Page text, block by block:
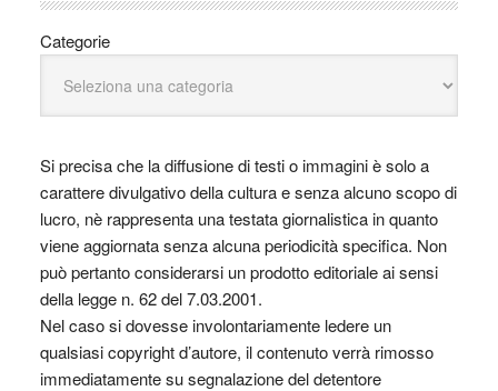
Categorie
Si precisa che la diffusione di testi o immagini è solo a
carattere divulgativo della cultura e senza alcuno scopo di
lucro, nè rappresenta una testata giornalistica in quanto
viene aggiornata senza alcuna periodicità specifica. Non
può pertanto considerarsi un prodotto editoriale ai sensi
della legge n. 62 del 7.03.2001.
Nel caso si dovesse involontariamente ledere un
qualsiasi copyright d’autore, il contenuto verrà rimosso
immediatamente su segnalazione del detentore